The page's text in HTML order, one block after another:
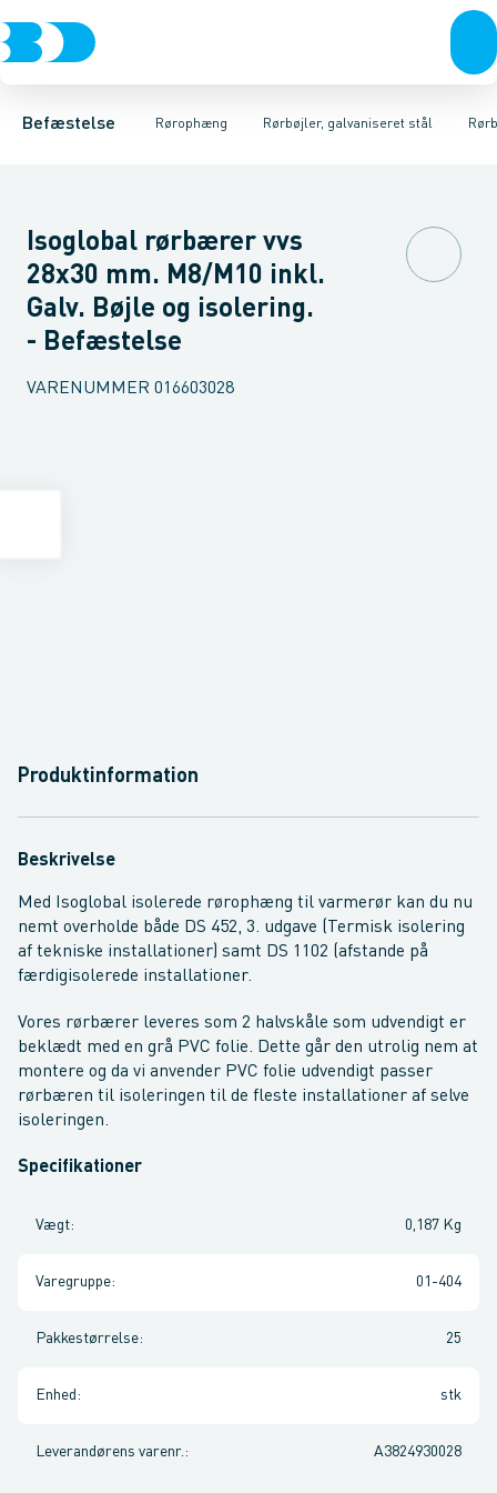
Befæstelse Rørophæng
Bolte & sætskruerMøtrikker SkiverSkruerSøm & dykkere
Rørbøjler, galvaniseret stål
Elforzinket- & varmgalvaniseret ophængRustfrit- & syrefast
Rørbøjler 2S M8/M10 2 skruer Rørbøjler 2S M8/M10 U/Isol.
Isoglobal rørbærer vvs
28x30 mm. M8/M10 inkl.
Galv. Bøjle og isolering.
- Befæstelse
VARENUMMER 016603028
Produktinformation
Beskrivelse
Med Isoglobal isolerede rørophæng til varmerør kan du nu
nemt overholde både DS 452, 3. udgave (Termisk isolering
af tekniske installationer) samt DS 1102 (afstande på
færdigisolerede installationer.
Vores rørbærer leveres som 2 halvskåle som udvendigt er
beklædt med en grå PVC folie. Dette går den utrolig nem at
montere og da vi anvender PVC folie udvendigt passer
rørbæren til isoleringen til de fleste installationer af selve
isoleringen.
Specifikationer
Vægt: 0,187 Kg
Varegruppe: 01-404
Pakkestørrelse: 25
Enhed : stk
Leverandørens varenr. : A3824930028